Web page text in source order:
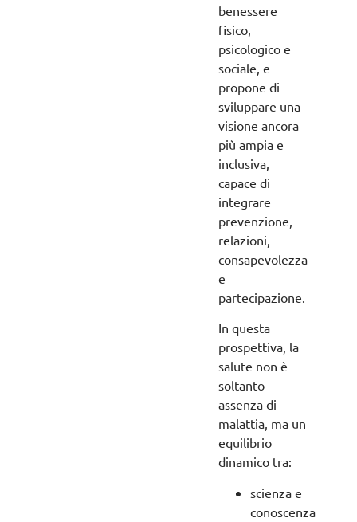
benessere
fisico,
psicologico e
sociale, e
propone di
sviluppare una
visione ancora
più ampia e
inclusiva,
capace di
integrare
prevenzione,
relazioni,
consapevolezza
e
partecipazione.
In questa
prospettiva, la
salute non è
soltanto
assenza di
malattia, ma un
equilibrio
dinamico tra:
scienza e
conoscenza